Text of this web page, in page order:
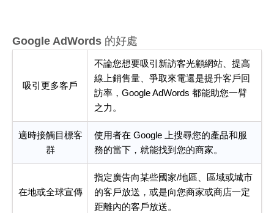
Google AdWords 的好處
吸引更多客戶
不論您想要吸引新訪客光顧網站、提高
線上銷售量、爭取來電還是提升客戶回
訪率，Google AdWords 都能助您一臂
之力。
適時接觸目標客
群
使用者在 Google 上搜尋您的產品和服
務的當下，就能找到您的商家。
在地或全球宣傳
指定廣告向某些國家/地區、區域或城市
的客戶放送，或是向您商家或商店一定
距離內的客戶放送。